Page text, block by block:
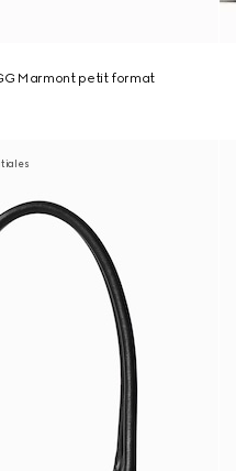
Marmont petit format